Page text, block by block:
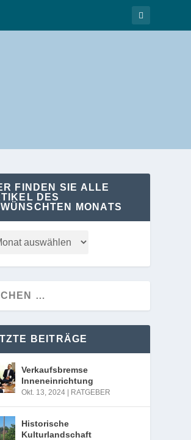
FINDEN SIE ALLE
DES
MONATS
BEITRÄGE
Verkaufsbremse
Inneneinrichtung
Okt. 13, 2024 RATGEBER
Historische
Kulturlandschaft